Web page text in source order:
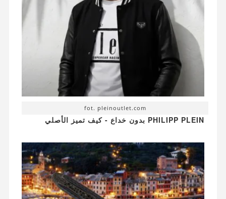
fot. pleinoutlet.com
PHILIPP PLEIN بدون خداع - كيف تميز الأصلي